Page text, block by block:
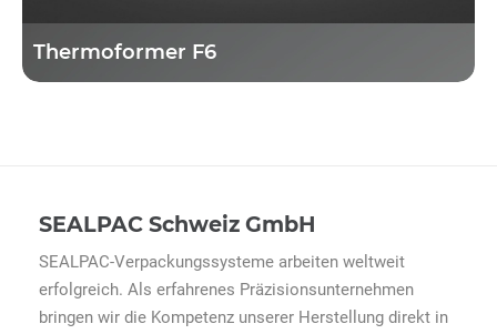
Thermoformer F6
SEALPAC Schweiz GmbH
SEALPAC-Verpackungssysteme arbeiten weltweit
erfolgreich. Als erfahrenes Präzisionsunternehmen
bringen wir die Kompetenz unserer Herstellung direkt in